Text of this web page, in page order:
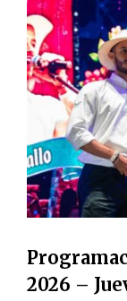
2026 –